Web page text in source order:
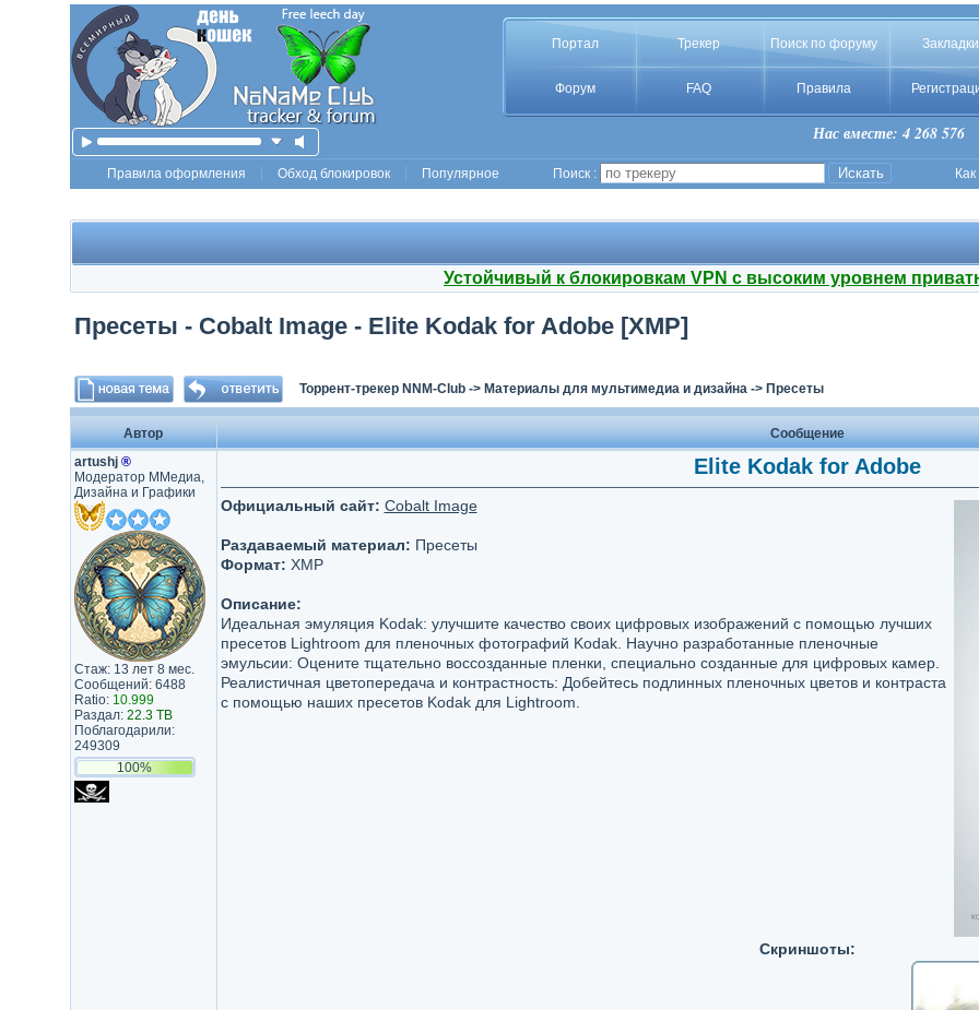
Портал Трекер Поиск по форуму Закладки
Форум FAQ Правила
Нас вместе: 4 268 576
Правила оформления Обход блокировок Популярное Поиск :
Устойчивый к блокировкам VPN с высоким уровнем
Пресеты - Cobalt Image - Elite Kodak for Adobe [XMP]
Торрент-трекер NNM-Club-> Материалы для мультимедиа и дизайна-> Пресеты
Автор
Сообщение
artushj ®
Модератор ММедиа,
Дизайна и Графики
Стаж: 13 лет 8 мес.
Сообщений: 6488
Ratio: 10.999
Раздал: 22.3 TB
Поблагодарили:
249309
100%
Elite Kodak for Adobe
Официальный сайт: Cobalt Image
Раздаваемый материал: Пресеты
Формат: XMP
Описание:
Идеальная эмуляция Kodak: улучшите качество своих цифровых изображений с помощью лучших
пресетов Lightroom для пленочных фотографий Kodak. Научно разработанные пленочные
эмульсии: Оцените тщательно воссозданные пленки, специально созданные для цифровых камер.
Реалистичная цветопередача и контрастность: Добейтесь подлинных пленочных цветов и контраста
с помощью наших пресетов Kodak для Lightroom.
Скриншоты: